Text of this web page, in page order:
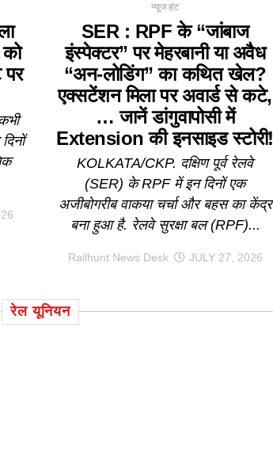
न्यूज हंट
SER : RPF के “जांबाज
इंस्पेक्टर” पर मेहरबानी या अवैध
“अन-लोडिंग” का कथित खेल?
एक्सटेंशन मिला पर अवार्ड से कटे,
… जानें डांगुवापोसी में
Extension की इनसाइड स्टोरी!
KOLKATA/CKP. दक्षिण पूर्व रेलवे
(SER) के RPF में इन दिनों एक
अजीबोगरीब वाकया चर्चा और बहस का केंद्र
बना हुआ है. रेलवे सुरक्षा बल (RPF)...
Railhunt News Desk JULY 27, 2026
रेल यूनियन